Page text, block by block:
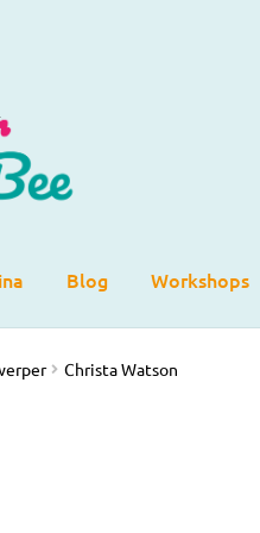
Blog Workshops
Christa Watson